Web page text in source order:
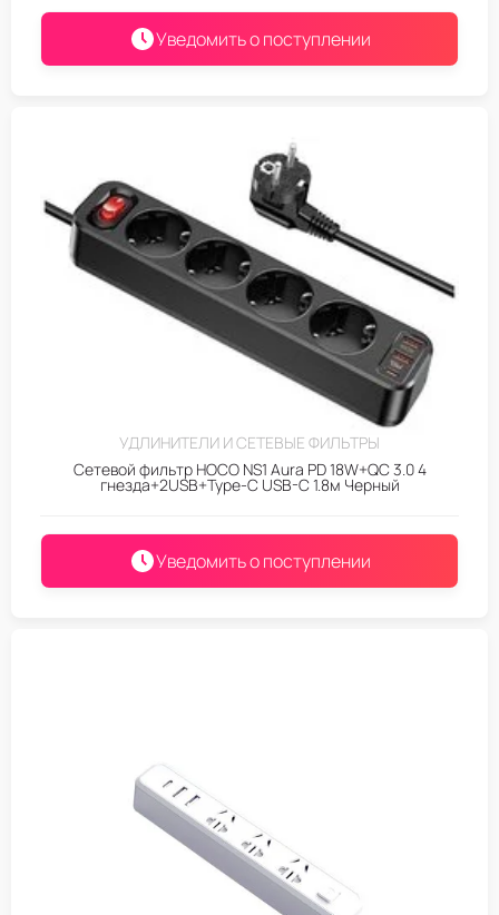
Уведомить о поступлении
УДЛИНИТЕЛИ И СЕТЕВЫЕ ФИЛЬТРЫ
Сетевой фильтр HOCO NS1 Aura PD 18W+QC 3.0 4
гнезда+2USB+Type-C USB-C 1.8м Черный
Уведомить о поступлении